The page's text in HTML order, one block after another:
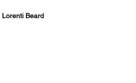
Lorenti Beard